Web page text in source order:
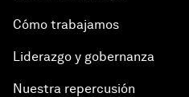
Cómo trabajamos
Liderazgo y gobernanza
Nuestra repercusión